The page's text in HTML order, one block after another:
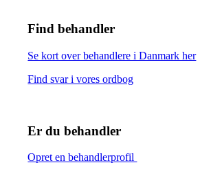
Find behandler
Se kort over behandlere i Danmark her
Find svar i vores ordbog
Er du behandler
Opret en behandlerprofil